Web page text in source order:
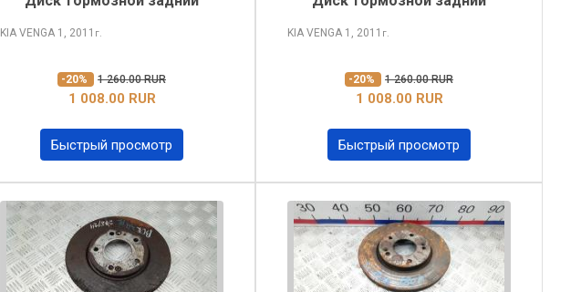
KIA VENGA 1, 2011 г.
-20% 1 260.00 RUR
1 008.00 RUR
Быстрый просмотр
KIA VENGA 1, 2011 г.
-20% 1 260.00 RUR
1 008.00 RUR
Быстрый просмотр